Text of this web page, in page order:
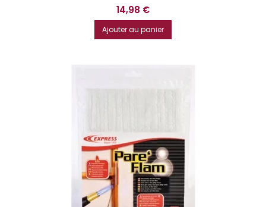
Prix
14,98 €
Ajouter au panier